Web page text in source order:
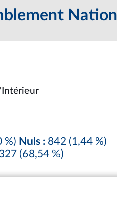
%) Nuls : 842 (1,44 %)
(68,54 %)